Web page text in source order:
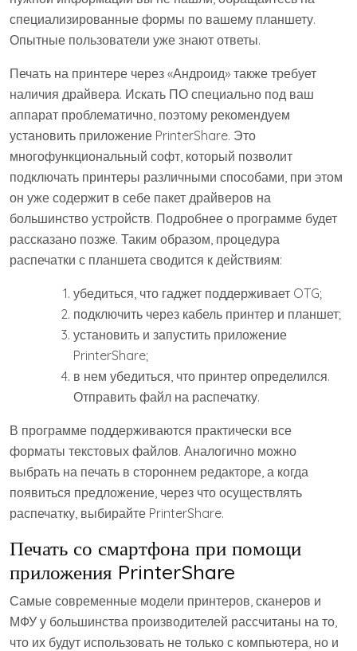
специализированные формы по вашему планшету.
Опытные пользователи уже знают ответы.
Печать на принтере через «Андроид» также требует
наличия драйвера. Искать ПО специально под ваш
аппарат проблематично, поэтому рекомендуем
установить приложение PrinterShare. Это
многофункциональный софт, который позволит
подключать принтеры различными способами, при этом
он уже содержит в себе пакет драйверов на
большинство устройств. Подробнее о программе будет
рассказано позже. Таким образом, процедура
распечатки с планшета сводится к действиям:
убедиться, что гаджет поддерживает OTG;
подключить через кабель принтер и планшет;
установить и запустить приложение
PrinterShare;
в нем убедиться, что принтер определился.
Отправить файл на распечатку.
В программе поддерживаются практически все
форматы текстовых файлов. Аналогично можно
выбрать на печать в стороннем редакторе, а когда
появиться предложение, через что осуществлять
распечатку, выбирайте PrinterShare.
Печать со смартфона при помощи
приложения PrinterShare
Самые современные модели принтеров, сканеров и
МФУ у большинства производителей рассчитаны на то,
что их будут использовать не только с компьютера, но и